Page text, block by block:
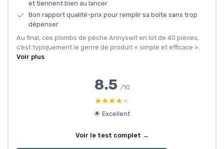
et tiennent bien au lancer
Bon rapport qualité-prix pour remplir sa boîte sans trop
dépenser
Au final, ces plombs de pêche Annyswit en lot de 40 pièces,
c’est typiquement le genre de produit « simple et efficace ».
Voir plus
8.5 /10
★★★★★
★★★★★
🌟 Excellent
Voir le test complet →